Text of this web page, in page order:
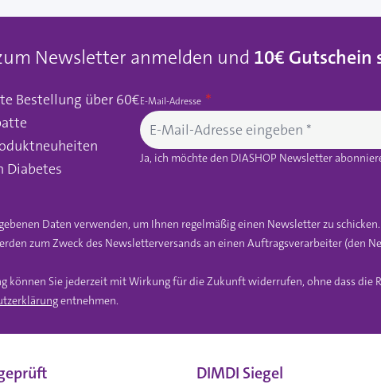
Newsletter anmelden und 10€ Gutschein
Bestellung über 60€
Diabetes
E-Mail-Adresse
Ja, ich möchte den DIASHOP Newsletter
Daten verwenden, um Ihnen regelmäßig einen Newsletter zu
zum Zweck des Newsletterversands an einen Auftragsverarbeiter (den
Sie jederzeit mit Wirkung für die Zukunft widerrufen, ohne dass
entnehmen.
DIMDI Siegel